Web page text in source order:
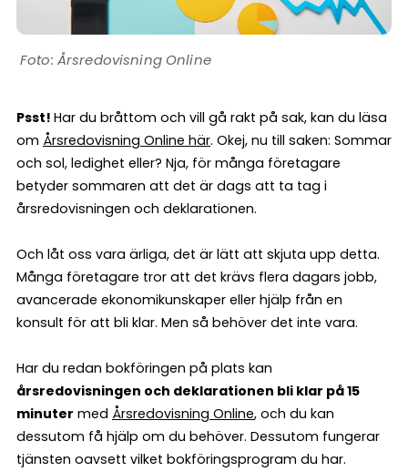
Årsredovisning Online
Psst! Har du bråttom och vill gå rakt på sak, kan du läsa
om Årsredovisning Online här. Okej, nu till saken: Sommar
och sol, ledighet eller? Nja, för många företagare
betyder sommaren att det är dags att ta tag i
årsredovisningen och deklarationen.
Och låt oss vara ärliga, det är lätt att skjuta upp detta.
Många företagare tror att det krävs flera dagars jobb,
avancerade ekonomikunskaper eller hjälp från en
konsult för att bli klar. Men så behöver det inte vara.
Har du redan bokföringen på plats kan
årsredovisningen och deklarationen bli klar på 15
minuter med Årsredovisning Online, och du kan
dessutom få hjälp om du behöver. Dessutom fungerar
tjänsten oavsett vilket bokföringsprogram du har.